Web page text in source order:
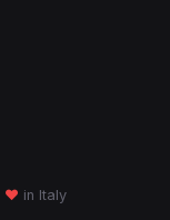
♥ in Italy